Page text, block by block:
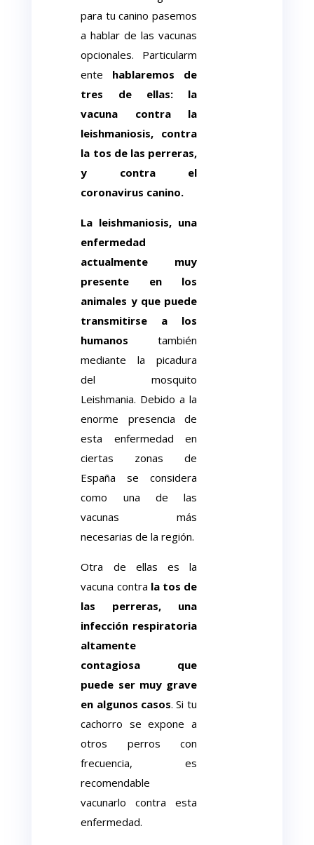
para tu canino pasemos
a hablar de las vacunas
opcionales. Particularm
ente hablaremos de
tres de ellas: la
vacuna contra la
leishmaniosis, contra
la tos de las perreras,
y contra el
coronavirus canino.
La leishmaniosis, una
enfermedad
actualmente muy
presente en los
animales y que puede
transmitirse a los
humanos también
mediante la picadura
del mosquito
Leishmania. Debido a la
enorme presencia de
esta enfermedad en
ciertas zonas de
España se considera
como una de las
vacunas más
necesarias de la región.
Otra de ellas es la
vacuna contra la tos de
las perreras, una
infección respiratoria
altamente
contagiosa que
puede ser muy grave
en algunos casos. Si tu
cachorro se expone a
otros perros con
frecuencia, es
recomendable
vacunarlo contra esta
enfermedad.